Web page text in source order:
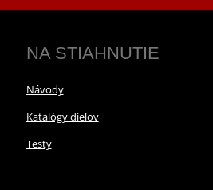
NA STIAHNUTIE
Návody
Katalógy dielov
Testy